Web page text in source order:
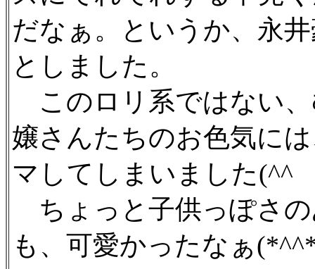
だなぁ。というか、永
としました。
このロリ系ではない
嬢さんたちのお色気に
マしてしまいました(^^
ちょっと子供っぽさ
も、可愛かったなぁ